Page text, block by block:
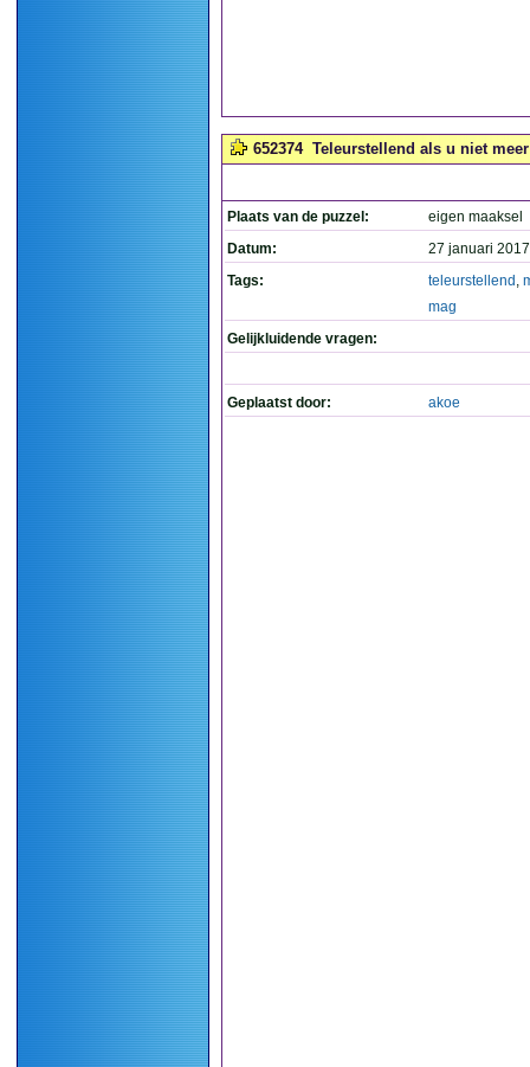
652374 Teleurstellend als u niet
Plaats van de puzzel:
eigen maaksel
Datum:
27 januari
Tags:
teleurstellend ,
mag
Gelijkluidende vragen:
Geplaatst door: akoe